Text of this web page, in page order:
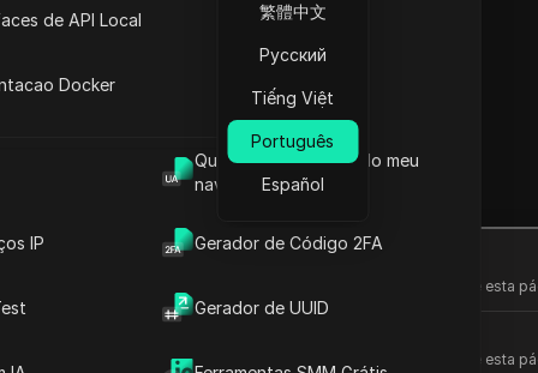
Qual é o User Agent do meu
navegador
IP Gerador de Código 2FA
Gerador de UUID
de API Local
Docker
繁體中文
Русский
Tiếng Việt
Português
Español
Shot com
Fazer perguntas
Fazer perguntas sobre esta
Fazer perguntas sobre esta